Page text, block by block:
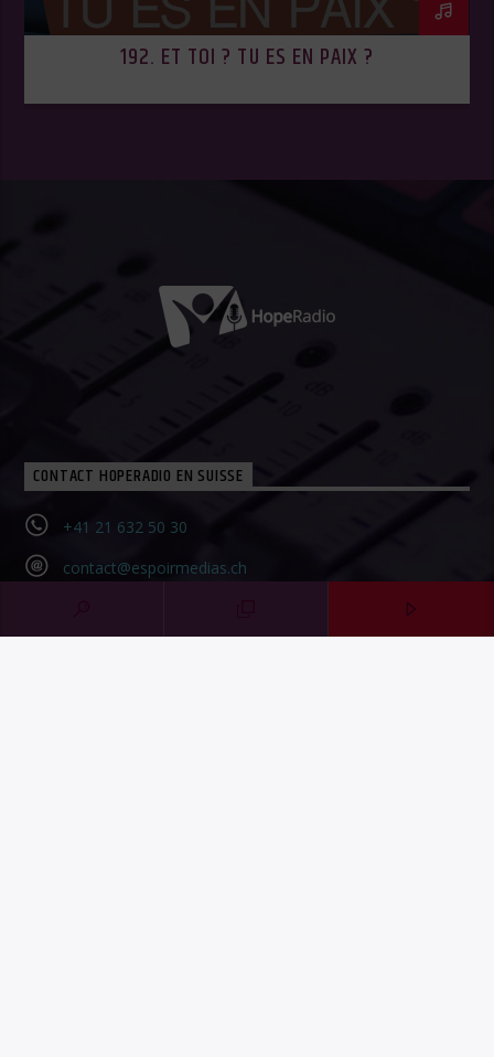
192. ET TOI ? TU ES EN PAIX ?
CONTACT HOPERADIO EN SUISSE
+41 21 632 50 30‬
contact@espoirmedias.ch